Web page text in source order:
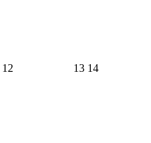
12 13 14